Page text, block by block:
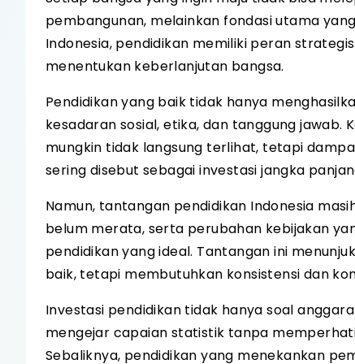
pembangunan, melainkan fondasi utama
Indonesia, pendidikan memiliki peran
menentukan keberlanjutan bangsa.
Pendidikan yang baik tidak hanya
kesadaran sosial, etika, dan tanggung jawab.
mungkin tidak langsung terlihat, tetapi
sering disebut sebagai investasi jangka
Namun, tantangan pendidikan Indonesia
belum merata, serta perubahan kebijakan
pendidikan yang ideal. Tantangan ini
baik, tetapi membutuhkan konsistensi dan
Investasi pendidikan tidak hanya soal
mengejar capaian statistik tanpa
Sebaliknya, pendidikan yang menekankan